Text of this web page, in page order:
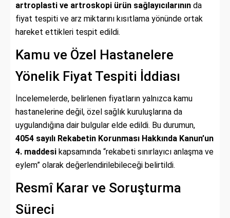
artroplasti ve artroskopi ürün sağlayıcılarının da
fiyat tespiti ve arz miktarını kısıtlama yönünde ortak
hareket ettikleri tespit edildi.
Kamu ve Özel Hastanelere
Yönelik Fiyat Tespiti İddiası
İncelemelerde, belirlenen fiyatların yalnızca kamu
hastanelerine değil, özel sağlık kuruluşlarına da
uygulandığına dair bulgular elde edildi. Bu durumun,
4054 sayılı Rekabetin Korunması Hakkında Kanun’un
4. maddesi kapsamında “rekabeti sınırlayıcı anlaşma ve
eylem” olarak değerlendirilebileceği belirtildi.
Resmî Karar ve Soruşturma
Süreci